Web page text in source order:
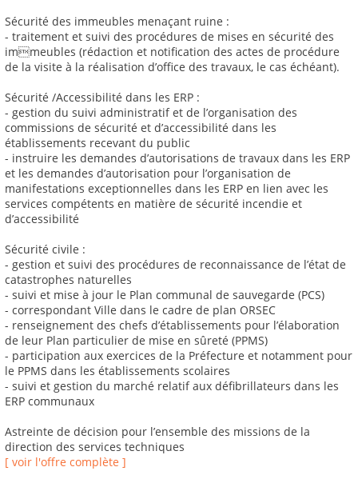
Sécurité des immeubles menaçant ruine :
- traitement et suivi des procédures de mises en sécurité des
immeubles (rédaction et notification des actes de procédure
de la visite à la réalisation d’office des travaux, le cas échéant).
Sécurité /Accessibilité dans les ERP :
- gestion du suivi administratif et de l’organisation des
commissions de sécurité et d’accessibilité dans les
établissements recevant du public
- instruire les demandes d’autorisations de travaux dans les ERP
et les demandes d’autorisation pour l’organisation de
manifestations exceptionnelles dans les ERP en lien avec les
services compétents en matière de sécurité incendie et
d’accessibilité
Sécurité civile :
- gestion et suivi des procédures de reconnaissance de l’état de
catastrophes naturelles
- suivi et mise à jour le Plan communal de sauvegarde (PCS)
- correspondant Ville dans le cadre de plan ORSEC
- renseignement des chefs d’établissements pour l’élaboration
de leur Plan particulier de mise en sûreté (PPMS)
- participation aux exercices de la Préfecture et notamment pour
le PPMS dans les établissements scolaires
- suivi et gestion du marché relatif aux défibrillateurs dans les
ERP communaux
Astreinte de décision pour l’ensemble des missions de la
direction des services techniques
[ voir l'offre complète ]